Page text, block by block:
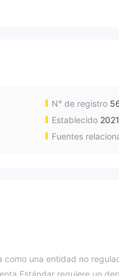
N° de registro
Establecido
Fuentes
como una entidad no